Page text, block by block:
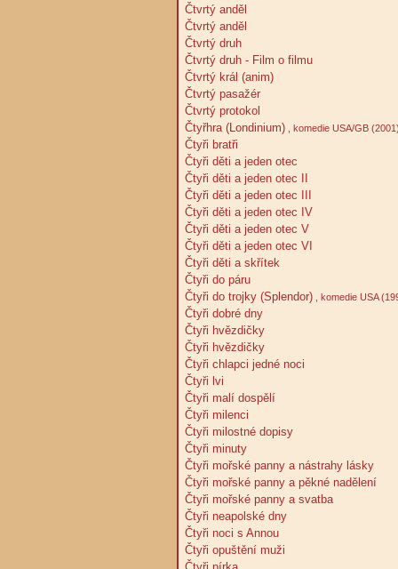
Čtvrtý anděl
Čtvrtý anděl
Čtvrtý druh
Čtvrtý druh - Film o filmu
Čtvrtý král (anim)
Čtvrtý pasažér
Čtvrtý protokol
Čtyřhra (Londinium) , komedie USA/GB
Čtyři bratři
Čtyři děti a jeden otec
Čtyři děti a jeden otec II
Čtyři děti a jeden otec III
Čtyři děti a jeden otec IV
Čtyři děti a jeden otec V
Čtyři děti a jeden otec VI
Čtyři děti a skřítek
Čtyři do páru
Čtyři do trojky (Splendor) , komedie USA
Čtyři dobré dny
Čtyři hvězdičky
Čtyři hvězdičky
Čtyři chlapci jedné noci
Čtyři lvi
Čtyři malí dospělí
Čtyři milenci
Čtyři milostné dopisy
Čtyři minuty
Čtyři mořské panny a nástrahy lásky
Čtyři mořské panny a pěkné nadělení
Čtyři mořské panny a svatba
Čtyři neapolské dny
Čtyři noci s Annou
Čtyři opuštění muži